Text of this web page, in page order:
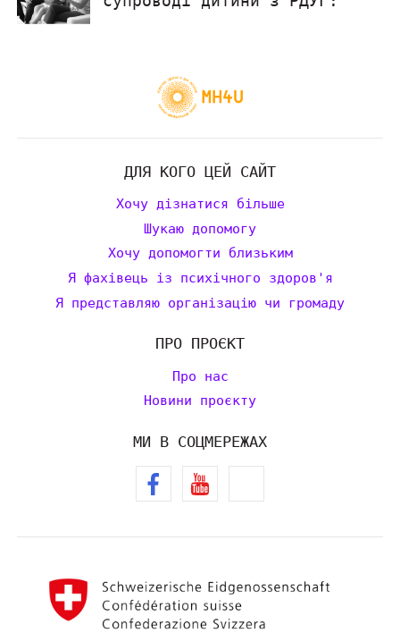
ДЛЯ КОГО ЦЕЙ САЙТ
Хочу дізнатися більше
Шукаю допомогу
Хочу допомогти близьким
Я фахівець із психічного здоров'я
Я представляю організацію чи громаду
ПРО ПРОЄКТ
Про нас
Новини проєкту
МИ В СОЦМЕРЕЖАХ